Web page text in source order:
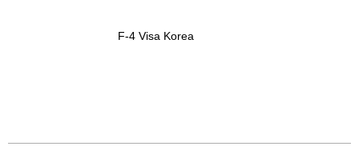
F-4 Visa Korea